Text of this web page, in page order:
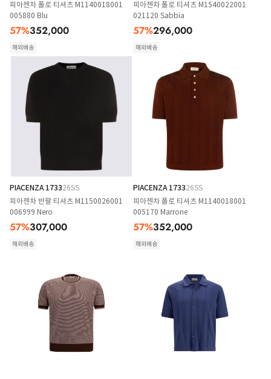
피아젠차 폴로 티셔츠 M1140018001
005880 Blu
57%352,000
해외배송
피아젠차 폴로 티셔츠 M1540022001
021120 Sabbia
57%296,000
해외배송
PIACENZA 173326SS
피아젠차 반팔 티셔츠 M1150026001
006999 Nero
57%307,000
해외배송
PIACENZA 173326SS
피아젠차 폴로 티셔츠 M1140018001
005170 Marrone
57%352,000
해외배송